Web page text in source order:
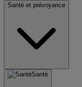
Santé et prévoyance
Santé